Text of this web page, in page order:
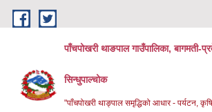
Skip to main content
पाँचपोखरी थाङपाल गाउँपालिका, बागमती-
सिन्धुपाल्चोक
"पाँचपोखरी थाङ्पाल समृद्धिको आधार - पर्यटन,